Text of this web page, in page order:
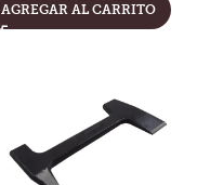
AGREGAR AL CARRITO